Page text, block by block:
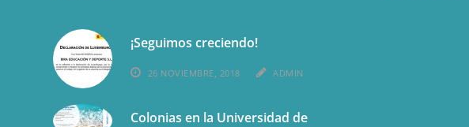
¡Seguimos creciendo!
26 NOVIEMBRE, 2018 ADMIN
Colonias en la Universidad de